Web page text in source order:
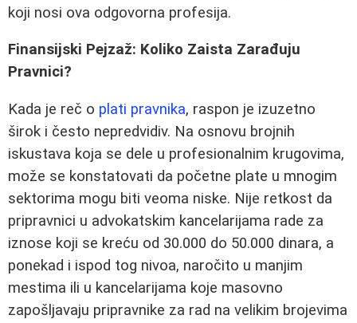
koji nosi ova odgovorna profesija.
Finansijski Pejzaž: Koliko Zaista Zarađuju
Pravnici?
Kada je reč o plati pravnika, raspon je izuzetno
širok i često nepredvidiv. Na osnovu brojnih
iskustava koja se dele u profesionalnim krugovima,
može se konstatovati da početne plate u mnogim
sektorima mogu biti veoma niske. Nije retkost da
pripravnici u advokatskim kancelarijama rade za
iznose koji se kreću od 30.000 do 50.000 dinara, a
ponekad i ispod tog nivoa, naročito u manjim
mestima ili u kancelarijama koje masovno
zapošljavaju pripravnike za rad na velikim brojevima